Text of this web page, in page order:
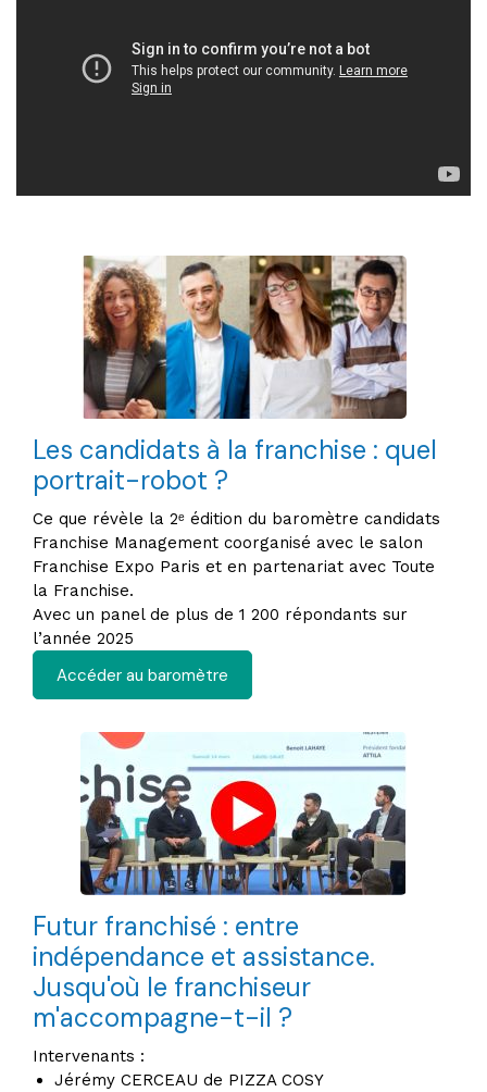
Les candidats à la franchise : quel
portrait-robot ?
Ce que révèle la 2ᵉ édition du baromètre candidats
Franchise Management coorganisé avec le salon
Franchise Expo Paris et en partenariat avec Toute
la Franchise.
Avec un panel de plus de 1 200 répondants sur
l’année 2025
Accéder au baromètre
Futur franchisé : entre
indépendance et assistance.
Jusqu'où le franchiseur
m'accompagne-t-il ?
Intervenants :
Jérémy CERCEAU de PIZZA COSY